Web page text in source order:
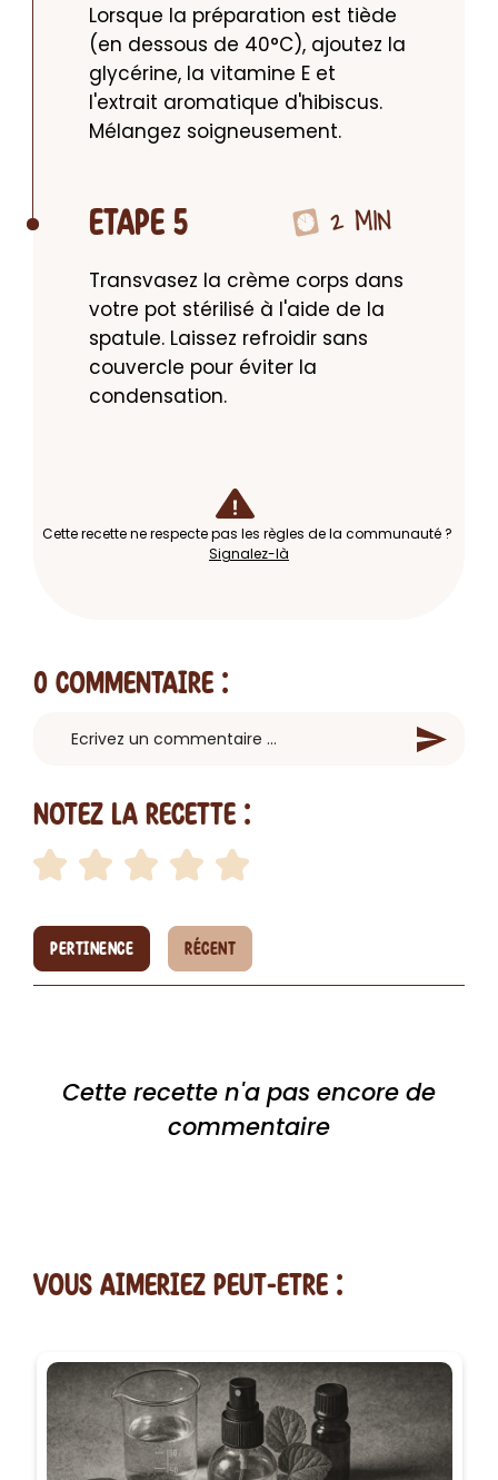
Lorsque la préparation est tiède
(en dessous de 40°C), ajoutez la
glycérine, la vitamine E et
l'extrait aromatique d'hibiscus.
Mélangez soigneusement.
ETAPE 5 2 MIN
Transvasez la crème corps dans
votre pot stérilisé à l'aide de la
spatule. Laissez refroidir sans
couvercle pour éviter la
condensation.
Cette recette ne respecte pas les règles de la communauté ?
Signalez-là
0 Commentaire :
Notez la recette :
PERTINENCE RÉCENT
Cette recette n'a pas encore de
commentaire
vous AIMERiEZ PEUT-ETRE :